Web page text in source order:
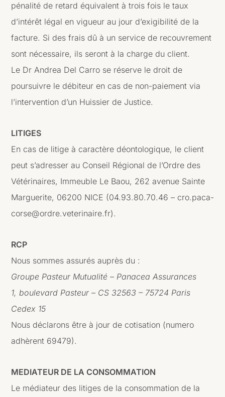
pénalité de retard équivalent à trois fois le taux
d’intérêt légal en vigueur au jour d’exigibilité de la
facture. Si des frais dû à un service de recouvrement
sont nécessaire, ils seront à la charge du client.
Le Dr Andrea Del Carro se réserve le droit de
poursuivre le débiteur en cas de non-paiement via
l’intervention d’un Huissier de Justice.
LITIGES
En cas de litige à caractère déontologique, le client
peut s’adresser au Conseil Régional de l’Ordre des
Vétérinaires, Immeuble Le Baou, 262 avenue Sainte
Marguerite, 06200 NICE (04.93.80.70.46 – cro.paca-
corse@ordre.veterinaire.fr).
RCP
Nous sommes assurés auprès du :
Groupe Pasteur Mutualité – Panacea Assurances
1, boulevard Pasteur – CS 32563 – 75724 Paris
Cedex 15
Nous déclarons être à jour de cotisation (numero
adhèrent 69479).
MEDIATEUR DE LA CONSOMMATION
Le médiateur des litiges de la consommation de la